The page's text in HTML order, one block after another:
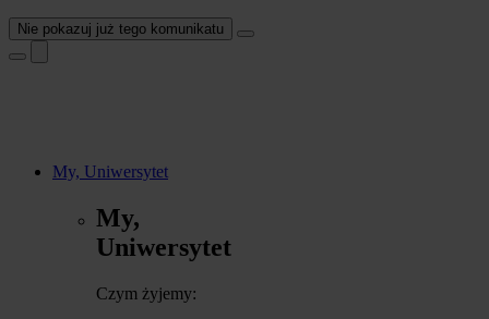
Nie pokazuj już tego komunikatu
My, Uniwersytet
My,
Uniwersytet
Czym żyjemy: